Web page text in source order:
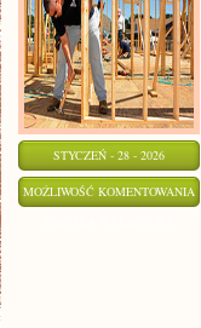
STYCZEŃ - 28 - 2026
MOŻLIWOŚĆ KOMENTOWANIA